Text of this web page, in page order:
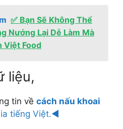
✅ Bạn Sẽ Không Thể
Nướng Lại Dễ Làm Mà
Việt Food
liệu,
tin về cách nấu khoai
tiếng Việt.◄